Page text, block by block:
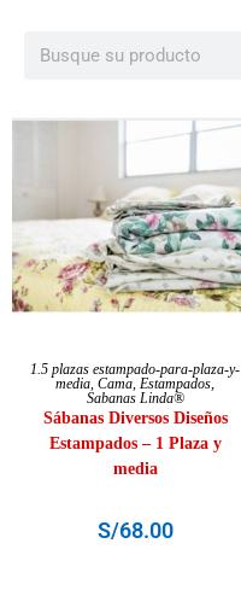
SELECCIONAR OPCIONES
1.5 plazas estampado-para-plaza-y-
media, Cama, Estampados,
Sabanas Linda®
Sábanas Diversos Diseños
Estampados – 1 Plaza y
media
S/68.00